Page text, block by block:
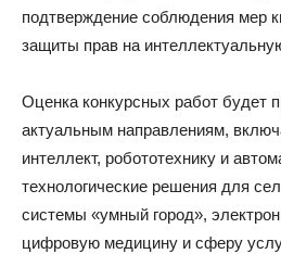
подтверждение соблюдения мер
защиты прав на
Оценка конкурсных работ будет
актуальным направлениям,
интеллект, робототехнику и
технологические решения для
системы «умный город»,
цифровую медицину и сферу